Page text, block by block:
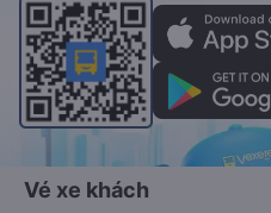
Vé xe khách